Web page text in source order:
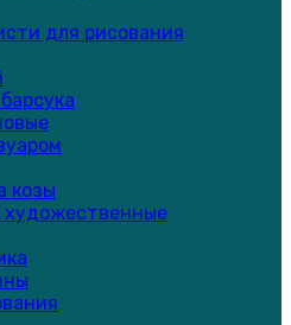
для рисования
козы
художественные